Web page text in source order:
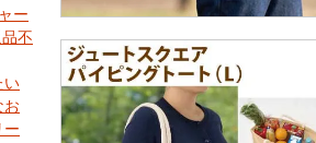
ー
不
い
お
ー